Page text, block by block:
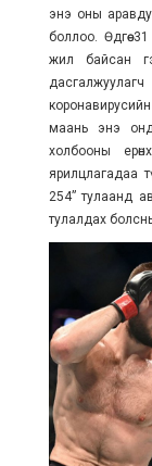
энэ оны
боллоо. Өдгөө
жил байсан
маань энэ
холбооны
ярилцлагадаа
254” тулаанд
тулалдах